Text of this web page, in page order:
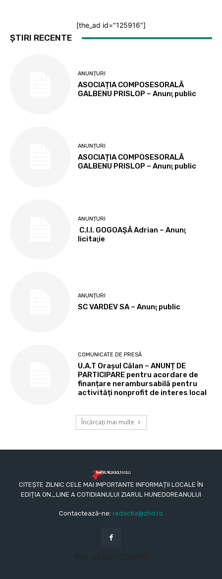
[the_ad id="125916"]
ȘTIRI RECENTE
ANUNȚURI
ASOCIAȚIA COMPOSESORALĂ
GALBENU PRISLOP – Anunţ public
ANUNȚURI
ASOCIAȚIA COMPOSESORALĂ
GALBENU PRISLOP – Anunţ public
ANUNȚURI
C.I.I. GOGOAŞĂ Adrian – Anunţ
licitaţie
ANUNȚURI
SC VARDEV SA – Anunţ public
COMUNICATE DE PRESĂ
U.A.T Orașul Călan – ANUNȚ DE
PARTICIPARE pentru acordare de
finanțare nerambursabilă pentru
activități nonprofit de interes local
Încărcați mai multe
CITEȘTE ZILNIC CELE MAI IMPORTANTE INFORMAȚII LOCALE ÎN
EDIȚIA ON_LINE A COTIDIANULUI ZIARUL HUNEDOREANULUI
Contactează-ne: redactia@zhd.ro